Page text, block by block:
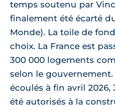
temps soutenu par
finalement été écarté
Monde). La toile de
choix. La France est
300 000 logements
selon le
écoulés à fin avril
été autorisés à la